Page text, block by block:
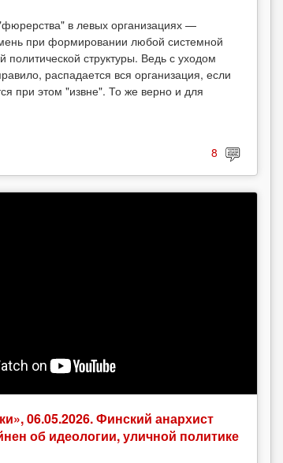
в левых организациях —
при формировании любой системной
политической структуры. Ведь с уходом
распадается вся организация, если
при этом "извне". То же верно и для
8
06.05.2026. Финский анархист
об идеологии, уличной политике